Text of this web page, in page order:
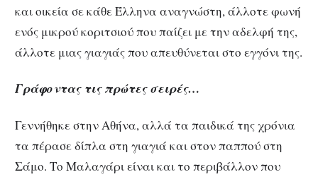
και οικεία σε κάθε Έλληνα αναγνώστη, άλλοτε φωνή
ενός μικρού κοριτσιού που παίζει με την αδελφή της,
άλλοτε μιας γιαγιάς που απευθύνεται στο εγγόνι της.
Γράφοντας τις πρώτες σειρές…
Γεννήθηκε στην Αθήνα, αλλά τα παιδικά της χρόνια
τα πέρασε δίπλα στη γιαγιά και στον παππού στη
Σάμο. Το Μαλαγάρι είναι και το περιβάλλον που